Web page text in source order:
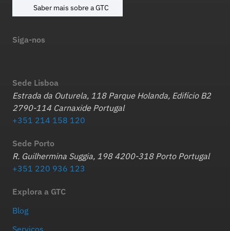
Saber mais sobre a GTC
Siga-nos
Sede Lisboa
Estrada da Outurela, 118 Parque Holanda, Edifício B2
2790-114 Carnaxide Portugal
+351 214 158 120
Sede Porto
R. Guilhermina Suggia, 198 4200-318 Porto Portugal
+351 220 936 123
Explora a GTC
Blog
Serviços